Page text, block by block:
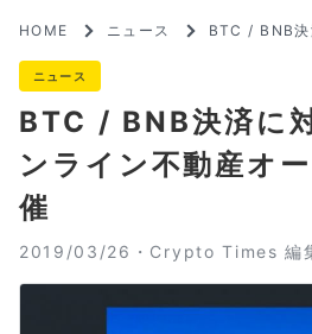
HOME ニュース
BTC / BNB決
ニュース
BTC / BNB決済に
ンライン不動産オ
催
2019/03/26・ Crypto Times 編